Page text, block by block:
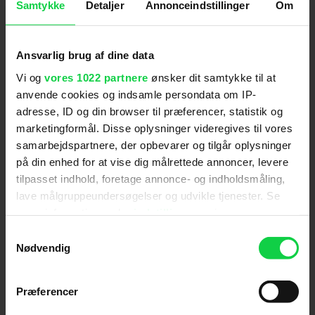
Samtykke Detaljer Annonceindstillinger Om
Ansvarlig brug af dine data
Vi og vores 1022 partnere ønsker dit samtykke til at
anvende cookies og indsamle persondata om IP-
adresse, ID og din browser til præferencer, statistik og
marketingformål. Disse oplysninger videregives til vores
samarbejdspartnere, der opbevarer og tilgår oplysninger
på din enhed for at vise dig målrettede annoncer, levere
tilpasset indhold, foretage annonce- og indholdsmåling,
lave målgruppeundersøgelser og udvikle tjenester. Se
tilbage eller ændre indstillinger fra vores
"Cookiedeklaration", eller ved at trykke på "Privacy
Nødvendig
Præferencer
Amy Pascal, Gosling, Lord, Miller, Aditya Sood,
Rachel O’Connor og Andy Weir producerer filmen.
Ryan Gosling er lige nu biografaktuel i
Guy, hvor han spiller en stuntmand. Den kan du
købe billetter til her på kino.dk.
'Project Hail Mary' får amerikansk premiere den 20.
marts 2026.
Anbefalet til dig
Følg os for de seneste nyheder, konkurrencer